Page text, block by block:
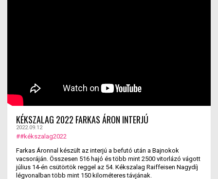
KÉKSZALAG 2022 FARKAS ÁRON INTERJÚ
2022.09.12
##kékszalag2022
Farkas Áronnal készült az interjú a befutó után a Bajnokok
vacsoráján. Összesen 516 hajó és több mint 2500 vitorlázó vágott
július 14-én csütörtök reggel az 54. Kékszalag Raiffeisen Nagydíj
légvonalban több mint 150 kilométeres távjának.